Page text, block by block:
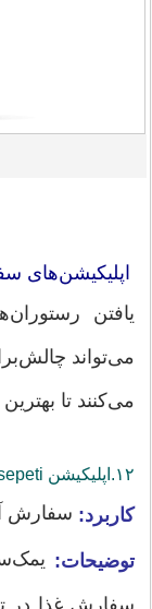
اپلیکیشن‌های
یافتن
می‌تواند
می‌کنند تا بهترین
۱۲.اپلیکیشن‌ Yemeksepeti
کاربرد: سفارش
توضیحات: